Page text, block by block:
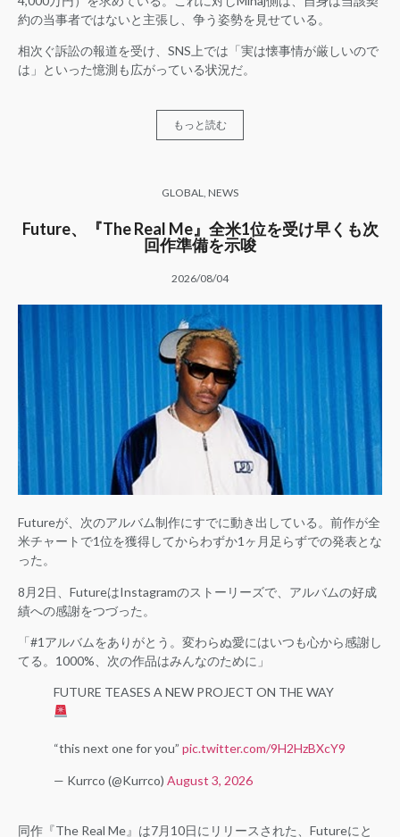
約の当事者ではないと主張し、争う姿勢を見せている。
相次ぐ訴訟の報道を受け、SNS上では「実は懐事情が厳しいので
は」といった憶測も広がっている状況だ。
もっと読む
GLOBAL NEWS
Future、『The Real Me』全米1位を受け早くも次
回作準備を示唆
2026/08/04
Futureが、次のアルバム制作にすでに動き出している。前作が全
米チャートで1位を獲得してからわずか1ヶ月足らずでの発表とな
った。
8月2日、FutureはInstagramのストーリーズで、アルバムの好成
績への感謝をつづった。
「#1アルバムをありがとう。変わらぬ愛にはいつも心から感謝し
てる。1000%、次の作品はみんなのために」
FUTURE TEASES A NEW PROJECT ON THE WAY
“this next one for you” pic.twitter.com/9H2HzBXcY9
— Kurrco (@Kurrco) August 3, 2026
同作『The Real Me』は7月10日にリリースされた、Futureにと